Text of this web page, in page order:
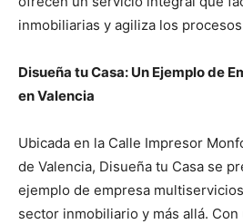
inmobiliarias y agiliza los
Disueña tu Casa: Un Ejemplo de
en Valencia
Ubicada en la Calle Impresor
de Valencia, Disueña tu Casa se
ejemplo de empresa
sector inmobiliario y más allá. Con